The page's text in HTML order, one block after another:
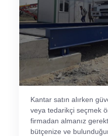
Kantar satın alırken
veya tedarikçi seçmek
firmadan almanız
bütçenize ve